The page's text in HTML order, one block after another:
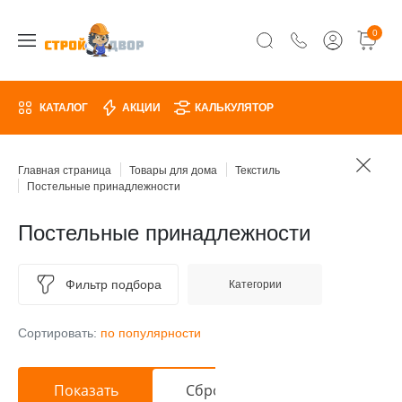
0
КАТАЛОГ АКЦИИ КАЛЬКУЛЯТОР
Главная страница Товары для дома
Текстиль
Постельные принадлежности
Постельные принадлежности
Фильтр подбора Категории
Сортировать: по популярности